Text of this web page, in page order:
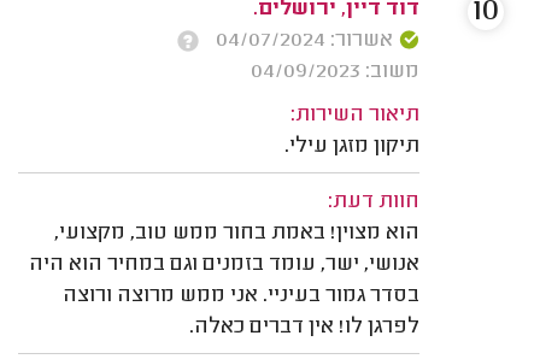
דוד דיין, ירושלים.
אשרור: 04/07/2024
משוב: 04/09/2023
תיאור השירות:
תיקון מזגן עילי.
חוות דעת:
הוא מצוין! באמת בחור ממש טוב, מקצועי,
אנושי, ישר, עומד בזמנים וגם במחיר הוא היה
בסדר גמור בעיניי. אני ממש מרוצה ורוצה
לפרגן לו! אין דברים כאלה.
10